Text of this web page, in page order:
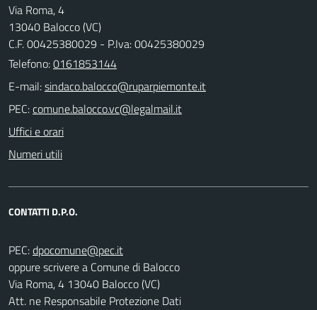
Via Roma, 4
13040 Balocco (VC)
C.F. 00425380029 - P.Iva: 00425380029
Telefono:0161853144
E-mail:
PEC:
Uffici e orari
Numeri utili
CONTATTI D.P.O.
PEC:
oppure scrivere a Comune di Balocco
Via Roma, 4 13040 Balocco (VC)
Att. ne Responsabile Protezione Dati